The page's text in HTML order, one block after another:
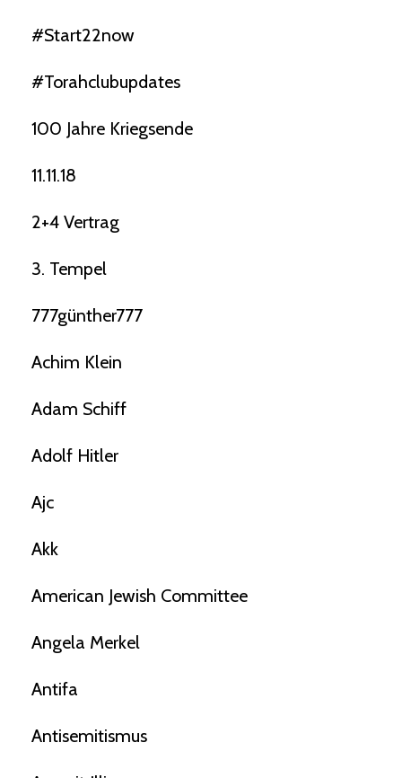
#start22now
#torahclubupdates
100 Jahre Kriegsende
11.11.18
2+4 Vertrag
3. Tempel
777günther777
Achim Klein
Adam Schiff
Adolf Hitler
Ajc
Akk
American Jewish Committee
Angela Merkel
Antifa
Antisemitismus